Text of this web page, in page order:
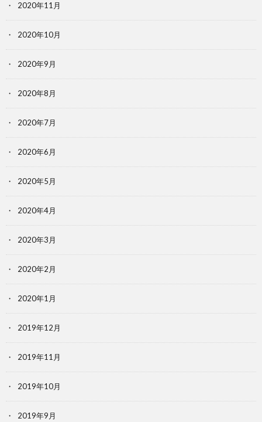
2020年11月
2020年10月
2020年9月
2020年8月
2020年7月
2020年6月
2020年5月
2020年4月
2020年3月
2020年2月
2020年1月
2019年12月
2019年11月
2019年10月
2019年9月